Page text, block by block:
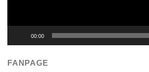
00:00
FANPAGE